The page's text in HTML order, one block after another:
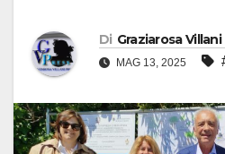
Di Graziarosa Villani
MAG 13, 2025